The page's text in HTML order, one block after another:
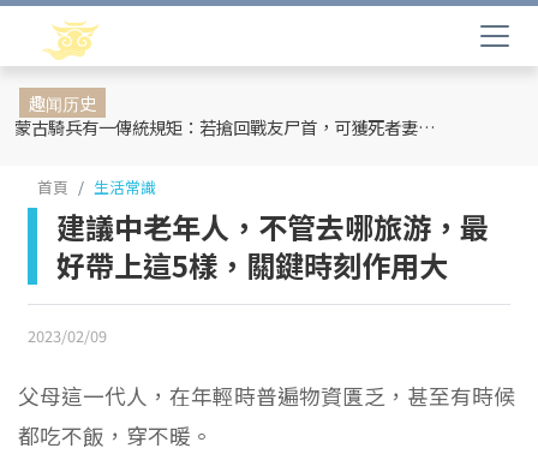
趣闻历史
蒙古騎兵有一傳統規矩：若搶回戰友尸首，可獲死者妻妾和全部牲畜
首頁 生活常識
建議中老年人，不管去哪旅游，最
好帶上這5樣，關鍵時刻作用大
2023/02/09
父母這一代人，在年輕時普遍物資匱乏，甚至有時候
都吃不飯，穿不暖。